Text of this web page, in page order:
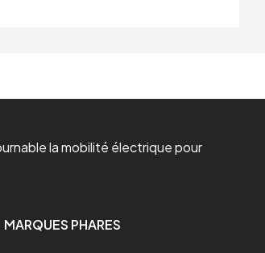
la mobilité électrique pour
MARQUES PHARES